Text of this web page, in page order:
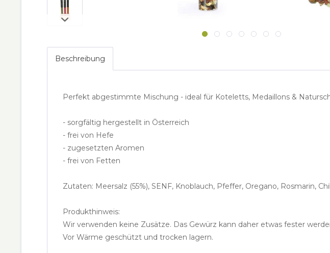
Beschreibung
Perfekt abgestimmte Mischung - ideal für Koteletts, Medaillons &
- sorgfältig hergestellt in Österreich
- frei von Hefe
- zugesetzten Aromen
- frei von Fetten
Zutaten: Meersalz (55%), SENF, Knoblauch, Pfeffer, Oregano, Rosmarin,
Produkthinweis:
Wir verwenden keine Zusätze. Das Gewürz kann daher etwas fester
Vor Wärme geschützt und trocken lagern.